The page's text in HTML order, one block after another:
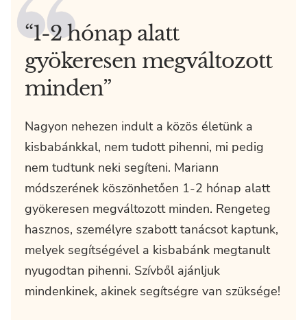
“1-2 hónap alatt
gyökeresen megváltozott
minden”
Nagyon nehezen indult a közös életünk a
kisbabánkkal, nem tudott pihenni, mi pedig
nem tudtunk neki segíteni. Mariann
módszerének köszönhetően 1-2 hónap alatt
gyökeresen megváltozott minden. Rengeteg
hasznos, személyre szabott tanácsot kaptunk,
melyek segítségével a kisbabánk megtanult
nyugodtan pihenni. Szívből ajánljuk
mindenkinek, akinek segítségre van szüksége!